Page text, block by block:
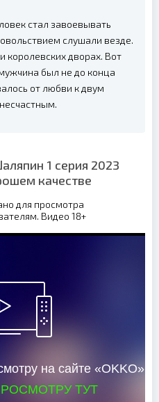
стал завоевывать
слушали везде.
дворах. Вот
был не до конца
от любви к двум
1 серия 2023
качестве
для просмотра
Видео 18+
на сайте «OKKO»
ТУТ